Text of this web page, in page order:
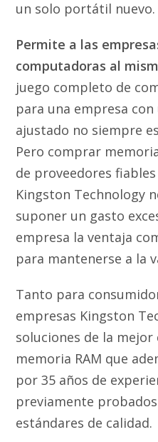
un solo portátil nuevo.
Permite a las
computadoras al
juego completo de
para una empresa
ajustado no siempre
Pero comprar
de proveedores
Kingston Technology
suponer un gasto
empresa la ventaja
para mantenerse a la
Tanto para
empresas Kingston
soluciones de la
memoria RAM que
por 35 años de
previamente
estándares de calidad.